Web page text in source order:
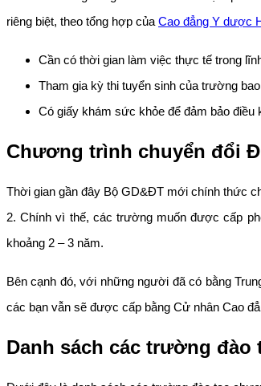
riêng biệt, theo tổng hợp của Cao đẳng Y dược
Cần có thời gian làm việc thực tế trong
Tham gia kỳ thi tuyển sinh của trường
Có giấy khám sức khỏe để đảm bảo điều
Chương trình chuyển đổi
Thời gian gần đây Bộ GD&ĐT mới chính thức
2. Chính vì thế, các trường muốn được cấp
khoảng 2 – 3 năm.
Bên cạnh đó, với những người đã có bằng
các bạn vẫn sẽ được cấp bằng Cử nhân Cao
Danh sách các trường